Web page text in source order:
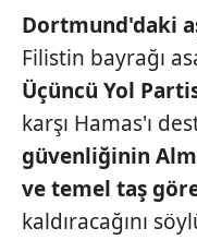
Dortmund'daki
Filistin bayrağı
Üçüncü Yol
karşı Hamas'ı
güvenliğinin
ve temel taş
kaldıracağını